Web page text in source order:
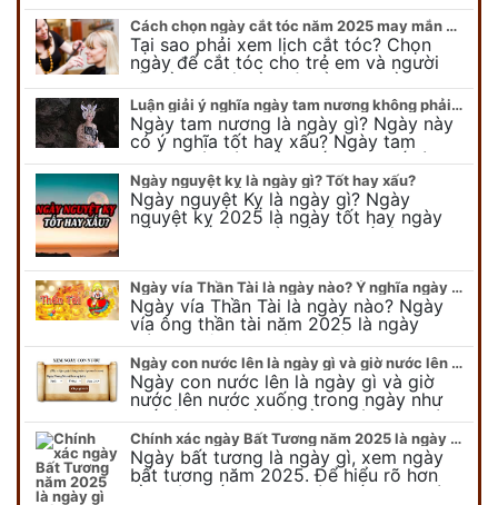
Cách chọn ngày cắt tóc năm 2025 may mắn cho cả trẻ em và người lớn
Tại sao phải xem lịch cắt tóc? Chọn
ngày để cắt tóc cho trẻ em và người
lớn cần lưu ý điều gì để gặp nhiều may
mắn ? Khi…
Luận giải ý nghĩa ngày tam nương không phải ai cũng biết
Ngày tam nương là ngày gì? Ngày này
có ý nghĩa tốt hay xấu? Ngày tam
nương sát có nguồn gốc như thế nào?
Cần kiêng kỵ điều gì khi…
Ngày nguyệt kỵ là ngày gì? Tốt hay xấu?
Ngày nguyệt Kỵ là ngày gì? Ngày
nguyệt kỵ 2025 là ngày tốt hay ngày
xấu, xem ngay để biết chi tiết ý nghĩa
Ngày vía Thần Tài là ngày nào? Ý nghĩa ngày vía Thần Tài năm 2025
Ngày vía Thần Tài là ngày nào? Ngày
vía ông thần tài năm 2025 là ngày
mùng 10 âm lịch hàng tháng. Tại sao
trong ngày này, tất cả mọi…
Ngày con nước lên là ngày gì và giờ nước lên nước xuống trong ngày?
Ngày con nước lên là ngày gì và giờ
nước lên nước xuống trong ngày như
thế nào? Có điều gì cần chú ý về ngày
con nước lên? Đừng…
Chính xác ngày Bất Tương năm 2025 là ngày gì mà cực ít người biết
Ngày bất tương là ngày gì, xem ngày
bất tương năm 2025. Để hiểu rõ hơn
về ngày bất tương, ngày bất tương là